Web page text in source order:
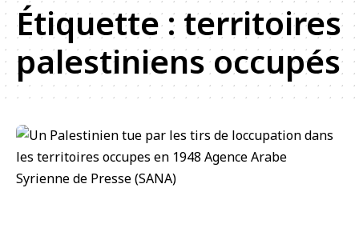
Étiquette : territoires
palestiniens occupés